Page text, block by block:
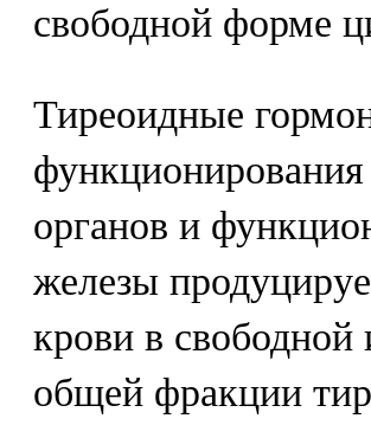
свободной форме
Тиреоидные
функционирования
органов и
железы
крови в
общей фракции